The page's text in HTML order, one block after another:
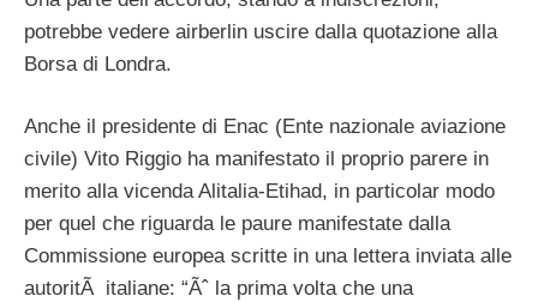
potrebbe vedere airberlin uscire dalla quotazione alla
Borsa di Londra.
Anche il presidente di Enac (Ente nazionale aviazione
civile) Vito Riggio ha manifestato il proprio parere in
merito alla vicenda Alitalia-Etihad, in particolar modo
per quel che riguarda le paure manifestate dalla
Commissione europea scritte in una lettera inviata alle
autoritÃ italiane: “Ãˆ la prima volta che una